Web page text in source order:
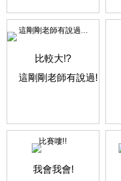
這剛剛老師有說過...
比賽嘍!!